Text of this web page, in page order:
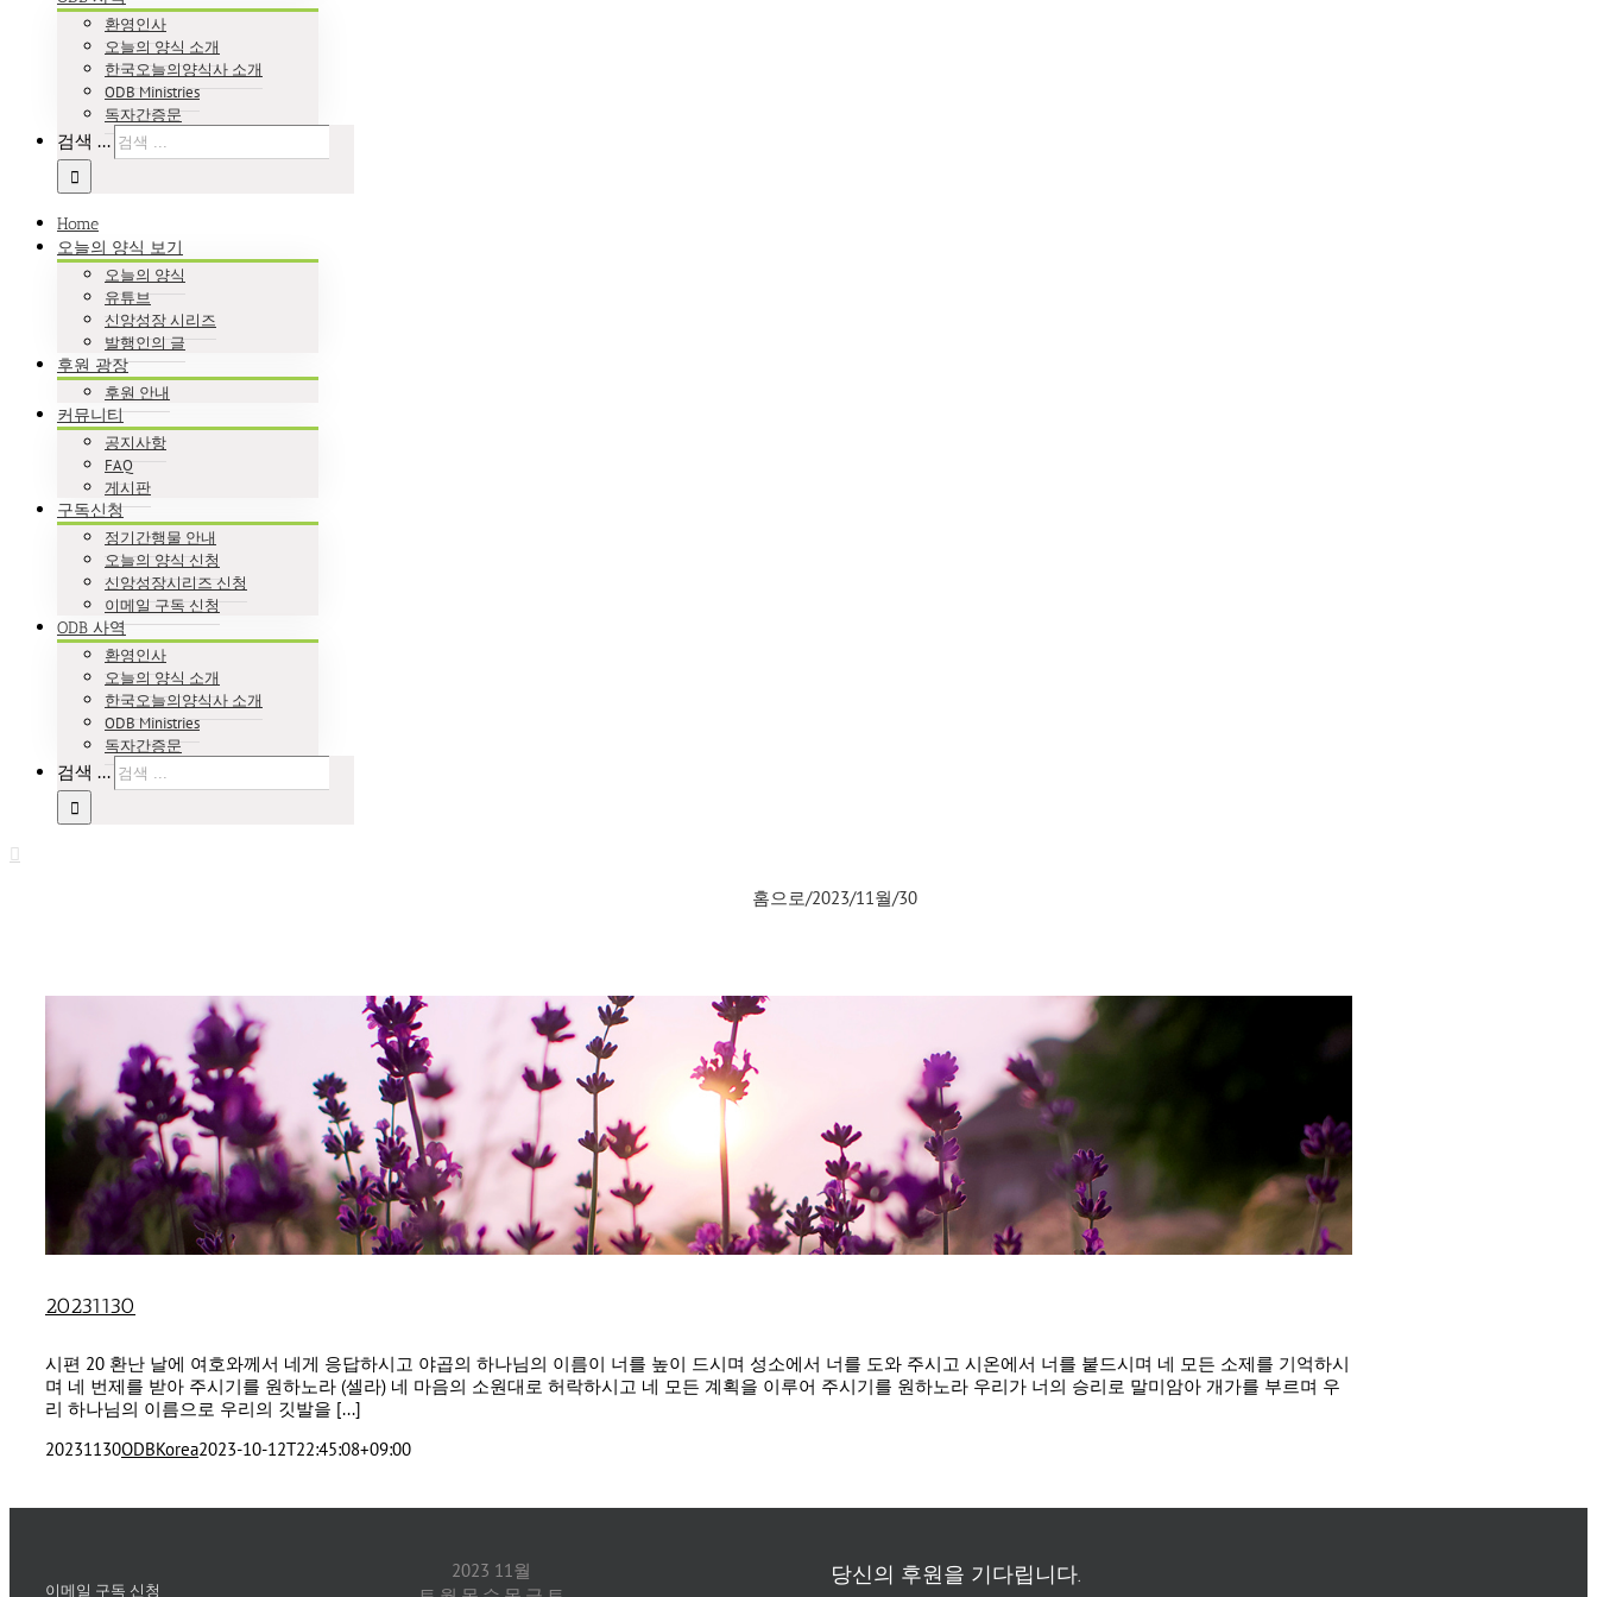
환영인사
오늘의 양식 소개
한국오늘의양식사 소개
ODB Ministries
독자간증문
검색 ...
Home
오늘의 양식 보기
오늘의 양식
유튜브
신앙성장 시리즈
발행인의 글
후원 광장
후원 안내
커뮤니티
공지사항
FAQ
게시판
구독신청
정기간행물 안내
오늘의 양식 신청
신앙성장시리즈 신청
이메일 구독 신청
ODB 사역
환영인사
오늘의 양식 소개
한국오늘의양식사 소개
ODB Ministries
독자간증문
검색 ...
홈으로/2023/11월/30
20231130
시편 20 환난 날에 여호와께서 네게 응답하시고 야곱의 하나님의 이름이 너를 높이 드시며 성소에서 너를 도와 주시고 시온에서 너를 붙드시며 네 모든 소제를 기억하시
며 네 번제를 받아 주시기를 원하노라 (셀라) 네 마음의 소원대로 허락하시고 네 모든 계획을 이루어 주시기를 원하노라 우리가 너의 승리로 말미암아 개가를 부르며 우
리 하나님의 이름으로 우리의 깃발을 [...]
20231130ODBKorea2023-10-12T22:45:08+09:00
이메일 구독 신청
2023 11월 당신의 후원을 기다립니다.